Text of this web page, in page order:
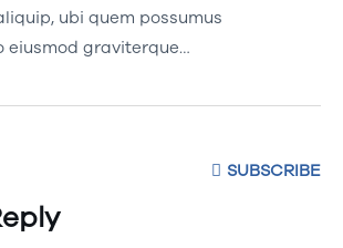
ubi quem possumus
eiusmod graviterque…
SUBSCRIBE